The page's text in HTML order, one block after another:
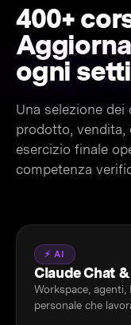
400+
ogni
Una selezione dei
prodotto, vendita,
esercizio finale
competenza
⚡ AI
Claude Chat
Workspace,
personale che